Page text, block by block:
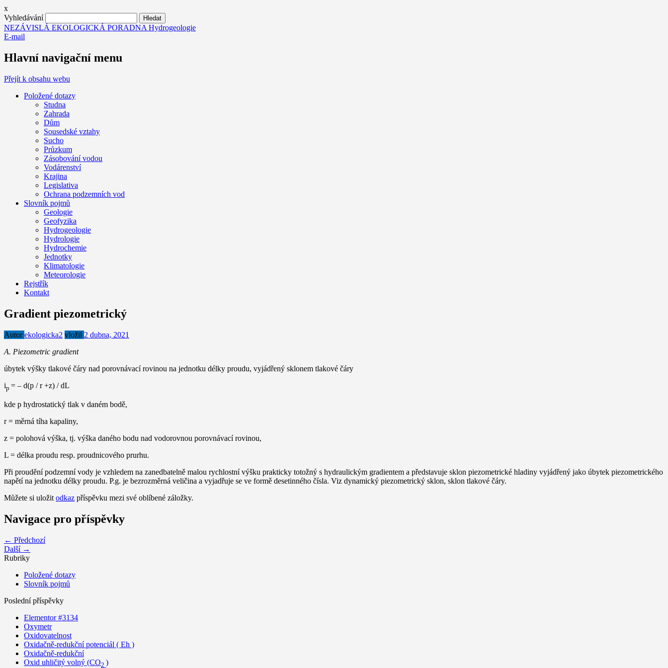
x
Vyhledávání
NEZÁVISLÁ EKOLOGICKÁ PORADNA Hydrogeologie
E-mail
Hlavní navigační menu
Přejít k obsahu webu
Položené dotazy
Studna
Zahrada
Dům
Sousedské vztahy
Sucho
Průzkum
Zásobování vodou
Vodárenství
Krajina
Legislativa
Ochrana podzemních vod
Slovník pojmů
Geologie
Geofyzika
Hydrogeologie
Hydrologie
Hydrochemie
Jednotky
Klimatologie
Meteorologie
Rejstřík
Kontakt
Gradient piezometrický
Autorekologicka2 vložil 2 dubna, 2021
A. Piezometric gradient
úbytek výšky tlakové čáry nad porovnávací rovinou na jednotku délky proudu, vyjádřený sklonem tlakové čáry
ip = – d(p / r +z) / dL
kde p hydrostatický tlak v daném bodě,
r = měrná tíha kapaliny,
z = polohová výška, tj. výška daného bodu nad vodorovnou porovnávací rovinou,
L = délka proudu resp. proudnicového prurhu.
Při proudění podzemní vody je vzhledem na zanedbatelně malou rychlostní výšku prakticky totožný s hydraulickým gradientem a představuje sklon piezometrické hladiny vyjádřený jako úbytek piezometrického
napětí na jednotku délky proudu. P.g. je bezrozměrná veličina a vyjadřuje se ve formě desetinného čísla. Viz dynamický piezometrický sklon, sklon tlakové čáry.
Můžete si uložit odkaz příspěvku mezi své oblíbené záložky.
Navigace pro příspěvky
← Předchozí
Další →
Rubriky
Položené dotazy
Slovník pojmů
Poslední příspěvky
Elementor #3134
Oxymetr
Oxidovatelnost
Oxidačně-redukční potenciál ( Eh )
Oxidačně-redukční
Oxid uhličitý volný (CO2 )